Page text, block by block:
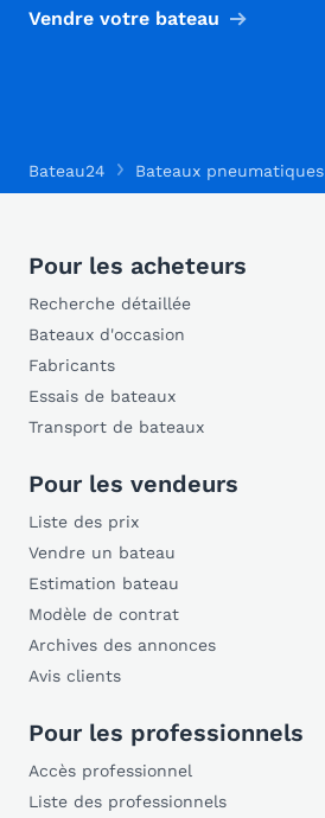
Vendre votre bateau
Bateau24 Bateaux pneumatiques
Pour les acheteurs
Recherche détaillée
Bateaux d'occasion
Fabricants
Essais de bateaux
Transport de bateaux
Pour les vendeurs
Liste des prix
Vendre un bateau
Estimation bateau
Modèle de contrat
Archives des annonces
Avis clients
Pour les professionnels
Accès professionnel
Liste des professionnels